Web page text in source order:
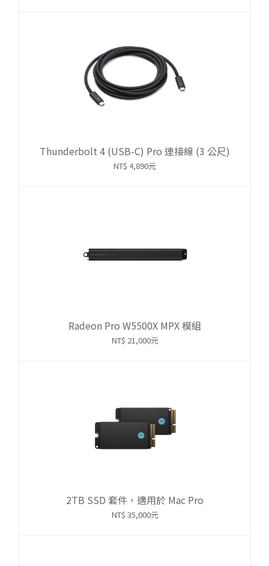
Thunderbolt 4 (USB-C) Pro 連接線 (3 公尺)
NT$ 4,890元
Radeon Pro W5500X MPX 模組
NT$ 21,000元
2TB SSD 套件，適用於 Mac Pro
NT$ 35,000元